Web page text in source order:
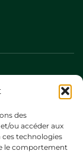
des
ou accéder aux
ces technologies
le comportement